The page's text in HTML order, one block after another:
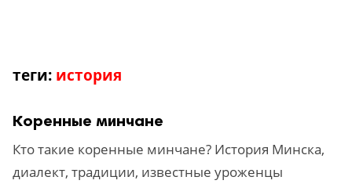
теги: история
Коренные минчане
Кто такие коренные минчане? История Минска,
диалект, традиции, известные уроженцы